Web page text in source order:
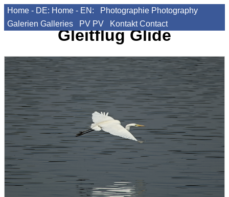
Home - DE: Home - EN: Photographie Photography
Galerien Galleries PV PV Kontakt Contact
GleitflugGlide